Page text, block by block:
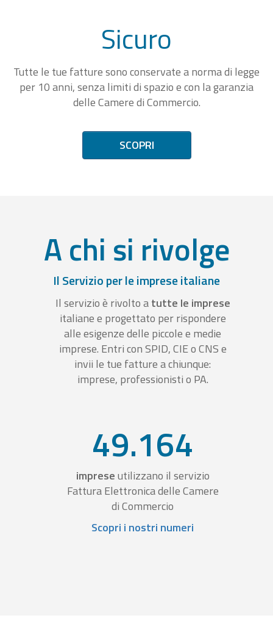
Sicuro
Tutte le tue fatture sono conservate a norma di legge
per 10 anni, senza limiti di spazio e con la garanzia
delle Camere di Commercio.
SCOPRI
A chi si rivolge
Il Servizio per le imprese italiane
Il servizio è rivolto atutte le imprese
italiane e progettato per rispondere
alle esigenze delle piccole e medie
imprese. Entri con SPID, CIE o CNS e
invii le tue fatture a chiunque:
imprese, professionisti o PA.
49.164
impreseutilizzano il servizio
Fattura Elettronica delle Camere
di Commercio
Scopri i nostri numeri